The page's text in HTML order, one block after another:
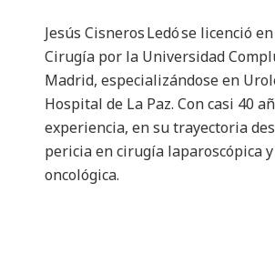
Jesús Cisneros Ledó se licenció
Cirugía por la Universidad
Madrid, especializándose en
Hospital de La Paz. Con casi 40
experiencia, en su trayectoria
pericia en cirugía laparoscópica
oncológica.